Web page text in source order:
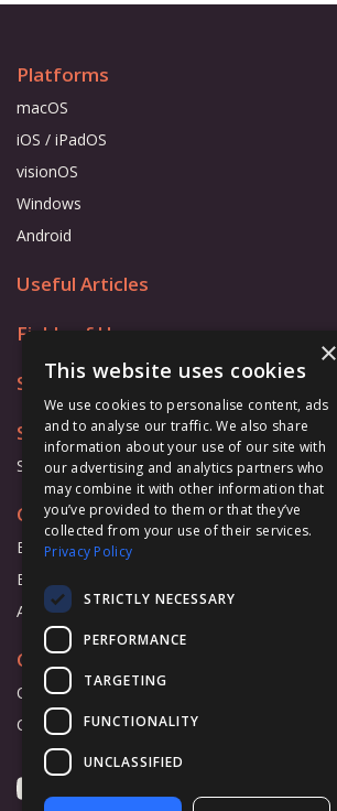
Platforms
macOS
iOS / iPadOS
visionOS
Windows
Android
Useful Articles
Fields of Use
Store
Support
Support Form
Cooperation
Business
Education
Affiliate Program
Company
Overview
Contact Us
×
This website uses cookies
We use cookies to personalise content, ads
and to analyse our traffic. We also share
information about your use of our site with
our advertising and analytics partners who
may combine it with other information that
you’ve provided to them or that they’ve
collected from your use of their services.
Privacy Policy
STRICTLY NECESSARY
PERFORMANCE
TARGETING
FUNCTIONALITY
UNCLASSIFIED